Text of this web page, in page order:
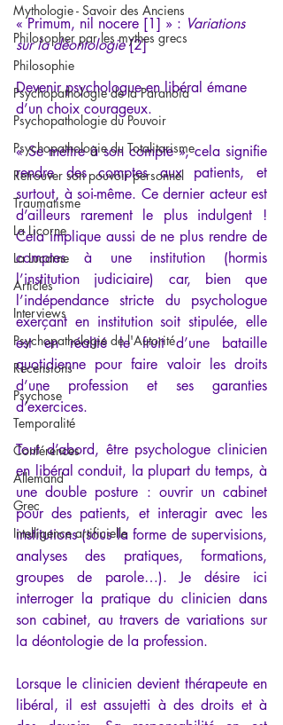
Mythologie - Savoir des Anciens
Philosopher par les mythes grecs
Philosophie
Psychopathologie de la Paranoïa
Psychopathologie du Pouvoir
Psychopathologie du Totalitarisme
Retrouver son pouvoir personnel
Traumatisme
La Licorne
La Lucarne
Articles
Interviews
Psychopathologie de l'Autorité
Recensions
Psychose
Temporalité
Conférences
Allemand
Grec
Intelligence artificielle
« Primum, nil nocere [1] » : Variations
sur la déontologie [2]
Devenir psychologue en libéral émane
d’un choix courageux.
« Se mettre à son compte », cela signifie
rendre des comptes aux patients, et
surtout, à soi-même. Ce dernier acteur est
d’ailleurs rarement le plus indulgent !
Cela implique aussi de ne plus rendre de
comptes à une institution (hormis
l’institution judiciaire) car, bien que
l’indépendance stricte du psychologue
exerçant en institution soit stipulée, elle
est en réalité le fruit d’une bataille
quotidienne pour faire valoir les droits
d’une profession et ses garanties
d’exercices.
Tout d’abord, être psychologue clinicien
en libéral conduit, la plupart du temps, à
une double posture : ouvrir un cabinet
pour des patients, et interagir avec les
institutions (sous la forme de supervisions,
analyses des pratiques, formations,
groupes de parole…). Je désire ici
interroger la pratique du clinicien dans
son cabinet, au travers de variations sur
la déontologie de la profession.
Lorsque le clinicien devient thérapeute en
libéral, il est assujetti à des droits et à